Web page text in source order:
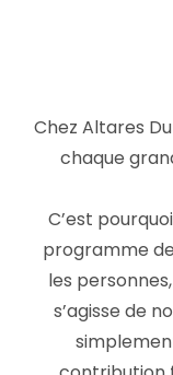
Chez Altares
chaque
C’est
programme
les
s’agisse de